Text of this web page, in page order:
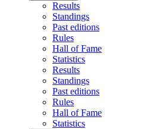
Results
Standings
Past editions
Rules
Hall of Fame
Statistics
Results
Standings
Past editions
Rules
Hall of Fame
Statistics